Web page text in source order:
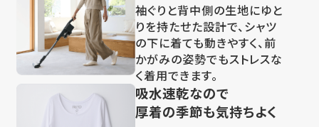
袖ぐりと背中側の生地にゆと
りを持たせた設計で、シャツ
の下に着ても動きやすく、前
かがみの姿勢でもストレスな
く着用できます。
吸水速乾なので
厚着の季節も気持ちよく